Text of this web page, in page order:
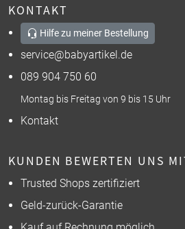
KONTAKT
Hilfe zu meiner Bestellung
service@babyartikel.de
089 904 750 60
Montag bis Freitag von 9 bis 15 Uhr
Kontakt
KUNDEN BEWERTEN UNS
Trusted Shops zertifiziert
Geld-zurück-Garantie